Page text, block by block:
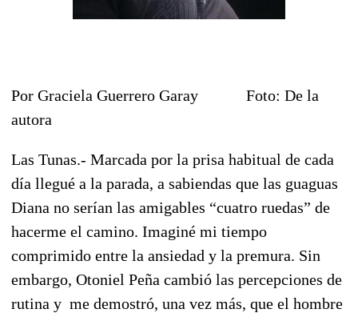
Por Graciela Guerrero Garay Foto: De la
autora
Las Tunas.- Marcada por la prisa habitual de cada
día llegué a la parada, a sabiendas que las guaguas
Diana no serían las amigables “cuatro ruedas” de
hacerme el camino. Imaginé mi tiempo
comprimido entre la ansiedad y la premura. Sin
embargo, Otoniel Peña cambió las percepciones de
rutina y me demostró, una vez más, que el hombre